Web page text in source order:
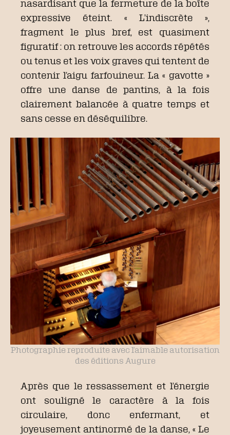
nasardisant que la fermeture de la boîte
expressive éteint. « L’indiscrète »,
fragment le plus bref, est quasiment
figuratif : on retrouve les accords répétés
ou tenus et les voix graves qui tentent de
contenir l’aigu farfouineur. La « gavotte »
offre une danse de pantins, à la fois
clairement balancée à quatre temps et
sans cesse en déséquilibre.
Photographie reproduite avec l’aimable autorisation
des éditions Augure
Après que le ressassement et l’énergie
ont souligné le caractère à la fois
circulaire, donc enfermant, et
joyeusement antinormé de la danse, « Le